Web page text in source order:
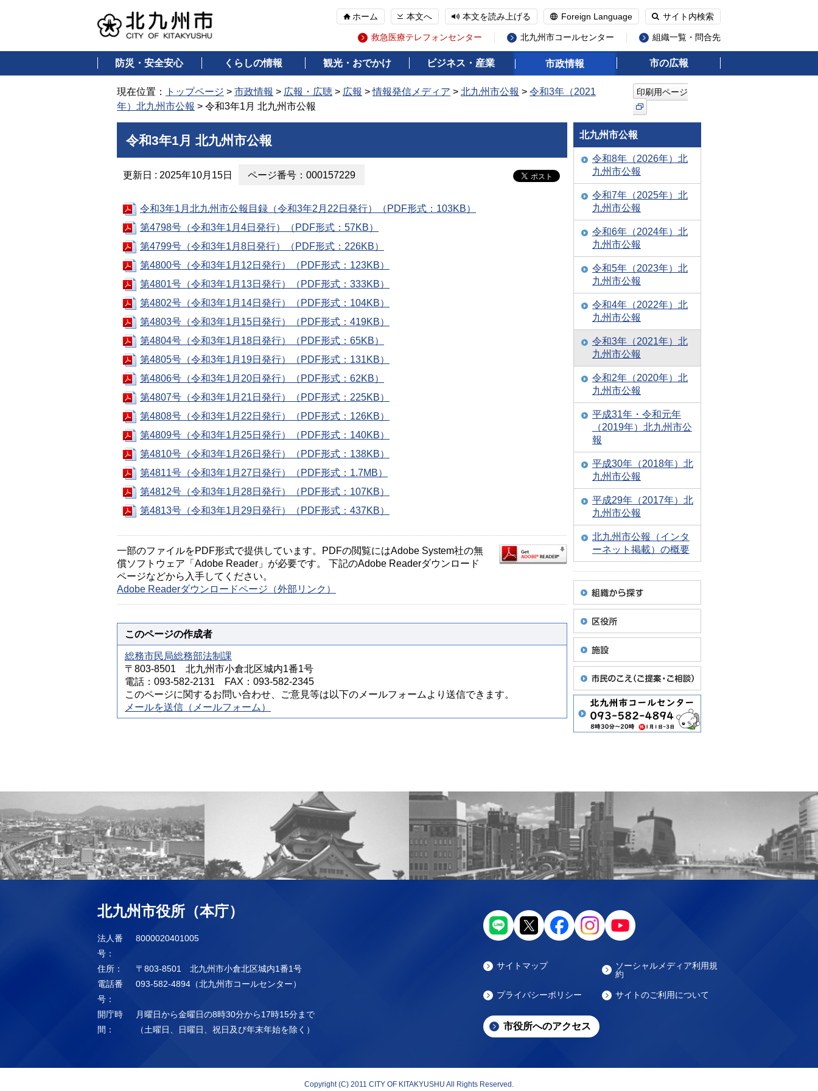
ホーム 本文へ 本文を読み上げる Foreign Language サイト内検索
救急医療テレフォンセンター 北九州市コールセンター 組織一覧・問合先
防災・安全安心 くらしの情報 観光・おでかけ ビジネス・産業 市政情報 市の広報
現在位置： トップページ > 市政情報 > 広報・広聴 > 広報 >情報発信メディア > 北九州市公報 > 令和3年（2021
年）北九州市公報 > 令和3年1月 北九州市公報
印刷用ページ
令和3年1月 北九州市公報
更新日 : 2025年10月15日 ページ番号：000157229
令和3年1月北九州市公報目録（令和3年2月22日発行）（PDF形式：103KB）
第4798号（令和3年1月4日発行）（PDF形式：57KB）
第4799号（令和3年1月8日発行）（PDF形式：226KB）
第4800号（令和3年1月12日発行）（PDF形式：123KB）
第4801号（令和3年1月13日発行）（PDF形式：333KB）
第4802号（令和3年1月14日発行）（PDF形式：104KB）
第4803号（令和3年1月15日発行）（PDF形式：419KB）
第4804号（令和3年1月18日発行）（PDF形式：65KB）
第4805号（令和3年1月19日発行）（PDF形式：131KB）
第4806号（令和3年1月20日発行）（PDF形式：62KB）
第4807号（令和3年1月21日発行）（PDF形式：225KB）
第4808号（令和3年1月22日発行）（PDF形式：126KB）
第4809号（令和3年1月25日発行）（PDF形式：140KB）
第4810号（令和3年1月26日発行）（PDF形式：138KB）
第4811号（令和3年1月27日発行）（PDF形式：1.7MB）
第4812号（令和3年1月28日発行）（PDF形式：107KB）
第4813号（令和3年1月29日発行）（PDF形式：437KB）
一部のファイルをPDF形式で提供しています。PDFの閲覧にはAdobe System社の無
償ソフトウェア「Adobe Reader」が必要です。 下記のAdobe Readerダウンロード
ページなどから入手してください。
Adobe Readerダウンロードページ（外部リンク）
このページの作成者
総務市民局総務部法制課
〒803-8501 北九州市小倉北区城内1番1号
電話：093-582-2131 FAX：093-582-2345
このページに関するお問い合わせ、ご意見等は以下のメールフォームより送信できます。
メールを送信（メールフォーム）
北九州市公報
令和8年（2026年）北
九州市公報
令和7年（2025年）北
九州市公報
令和6年（2024年）北
九州市公報
令和5年（2023年）北
九州市公報
令和4年（2022年）北
九州市公報
令和3年（2021年）北
九州市公報
令和2年（2020年）北
九州市公報
平成31年・令和元年
（2019年）北九州市公
報
平成30年（2018年）北
九州市公報
平成29年（2017年）北
九州市公報
北九州市公報（インタ
ーネット掲載）の概要
北九州市役所（本庁）
法人番
号：
8000020401005
住所：
〒803-8501 北九州市小倉北区城内1番1号
電話番
号：
093-582-4894（北九州市コールセンター）
開庁時
間：
月曜日から金曜日の8時30分から17時15分まで
（土曜日、日曜日、祝日及び年末年始を除く）
サイトマップ
ソーシャルメディア利用規
約
プライバシーポリシー サイトのご利用について
市役所へのアクセス
Copyright (C) 2011 CITY OF KITAKYUSHU All Rights Reserved.